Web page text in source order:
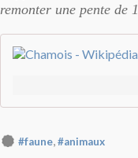
remonter une pente de
#faune,#animaux